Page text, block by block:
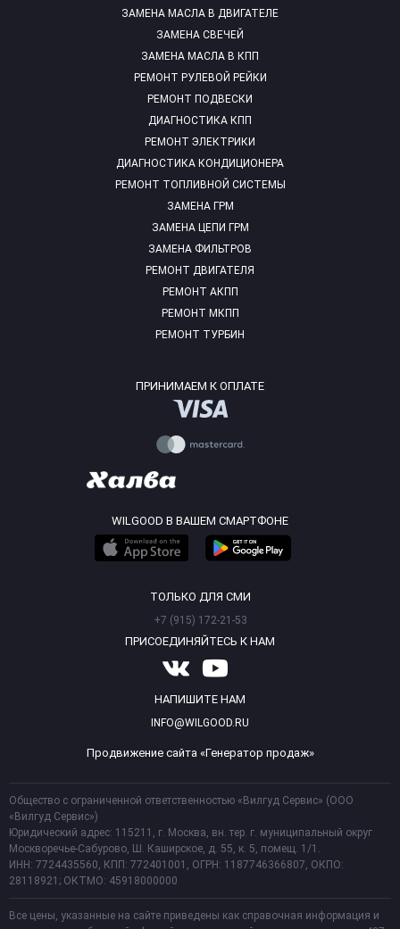
ЗАМЕНА МАСЛА В ДВИГАТЕЛЕ
ЗАМЕНА СВЕЧЕЙ
ЗАМЕНА МАСЛА В КПП
РЕМОНТ РУЛЕВОЙ РЕЙКИ
РЕМОНТ ПОДВЕСКИ
ДИАГНОСТИКА КПП
РЕМОНТ ЭЛЕКТРИКИ
ДИАГНОСТИКА КОНДИЦИОНЕРА
РЕМОНТ ТОПЛИВНОЙ СИСТЕМЫ
ЗАМЕНА ГРМ
ЗАМЕНА ЦЕПИ ГРМ
ЗАМЕНА ФИЛЬТРОВ
РЕМОНТ ДВИГАТЕЛЯ
РЕМОНТ АКПП
РЕМОНТ МКПП
РЕМОНТ ТУРБИН
ПРИНИМАЕМ К ОПЛАТЕ
WILGOOD В ВАШЕМ СМАРТФОНЕ
ТОЛЬКО ДЛЯ СМИ
+7 (915) 172-21-53
ПРИСОЕДИНЯЙТЕСЬ К НАМ
НАПИШИТЕ НАМ
INFO@WILGOOD.RU
Продвижение сайта «Генератор продаж»
Общество с ограниченной ответственностью «Вилгуд Сервис» (ООО
«Вилгуд Сервис»)
Юридический адрес: 115211, г. Москва, вн. тер. г. муниципальный округ
Москворечье-Сабурово, Ш. Каширское, д. 55, к. 5, помещ. 1/1.
ИНН: 7724435560, КПП: 772401001, ОГРН: 1187746366807, ОКПО:
28118921; ОКТМО: 45918000000
Все цены, указанные на сайте приведены как справочная информация и